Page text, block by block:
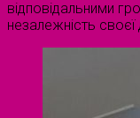
відповідальними
незалежність